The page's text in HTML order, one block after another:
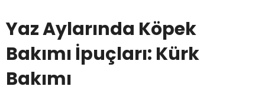
Yaz Aylarında Köpek
Bakımı İpuçları: Kürk
Bakımı